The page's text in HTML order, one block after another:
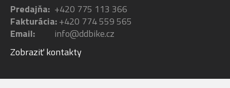
Predajňa: +420 775 113 366
Fakturácia:+420 774 559 565
Email:
info@ddbike.cz
Zobraziť kontakty